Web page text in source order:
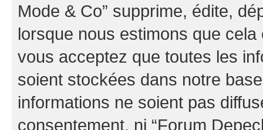
Mode & Co” supprime, édite,
lorsque nous estimons que cela
vous acceptez que toutes les
soient stockées dans notre
informations ne soient pas
consentement, ni “Forum